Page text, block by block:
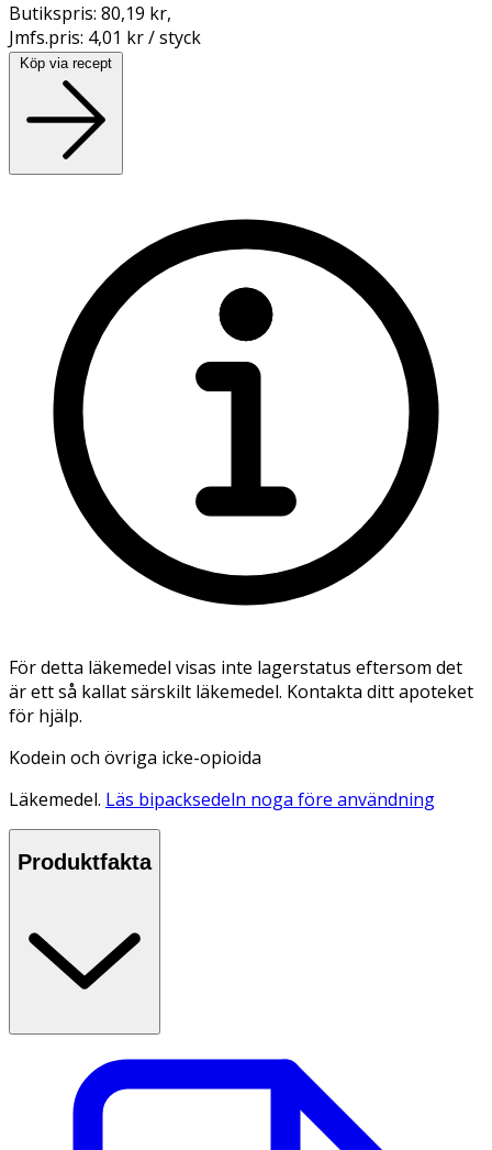
Butikspris: 80,19 kr,
Jmfs.pris: 4,01 kr / styck
Köp via recept
För detta läkemedel visas inte lagerstatus eftersom det
är ett så kallat särskilt läkemedel. Kontakta ditt apoteket
för hjälp.
Kodein och övriga icke-opioida
Läkemedel. Läs bipacksedeln noga före användning
Produktfakta